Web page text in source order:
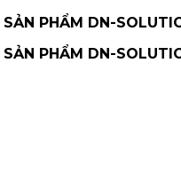
PHẨM DN-
PHẨM DN-